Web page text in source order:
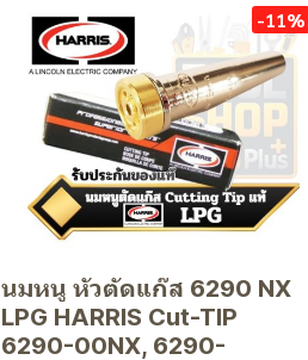
-11%
นมหนู หัวตัดแก๊ส 6290 NX
LPG HARRIS Cut-TIP
6290-00NX, 6290-